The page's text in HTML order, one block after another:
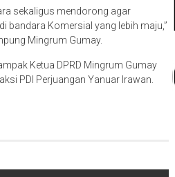
sekaligus mendorong agar
bandara Komersial yang lebih maju,”
Mingrum Gumay.
Ketua DPRD Mingrum Gumay
PDI Perjuangan Yanuar Irawan.